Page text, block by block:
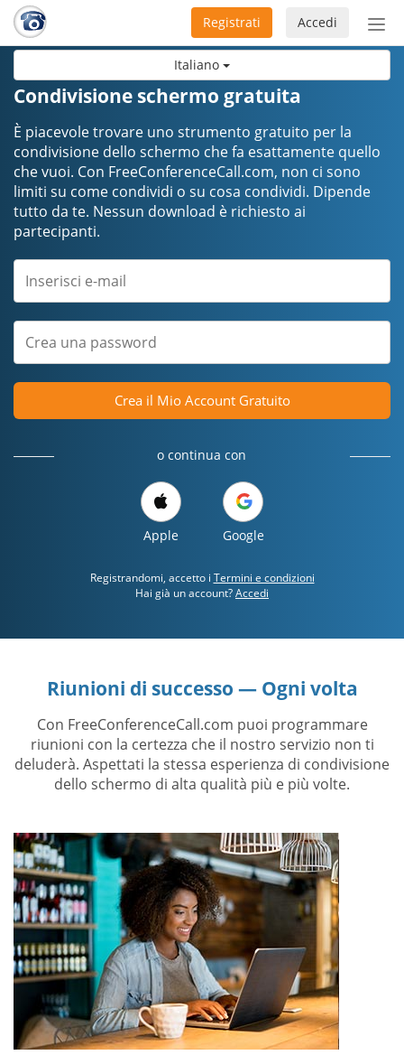
Italiano
Accedi
Registrati
Condivisione schermo gratuita
È piacevole trovare uno strumento gratuito per la
condivisione dello schermo che fa esattamente quello
che vuoi. Con FreeConferenceCall.com, non ci sono
limiti su come condividi o su cosa condividi. Dipende
tutto da te. Nessun download è richiesto ai
partecipanti.
Crea il Mio Account Gratuito
o continua con
Apple Google
Registrandomi, accetto i Termini e condizioni
Hai già un account?Accedi
Riunioni di successo — Ogni volta
Con FreeConferenceCall.com puoi programmare
riunioni con la certezza che il nostro servizio non ti
deluderà. Aspettati la stessa esperienza di condivisione
dello schermo di alta qualità più e più volte.